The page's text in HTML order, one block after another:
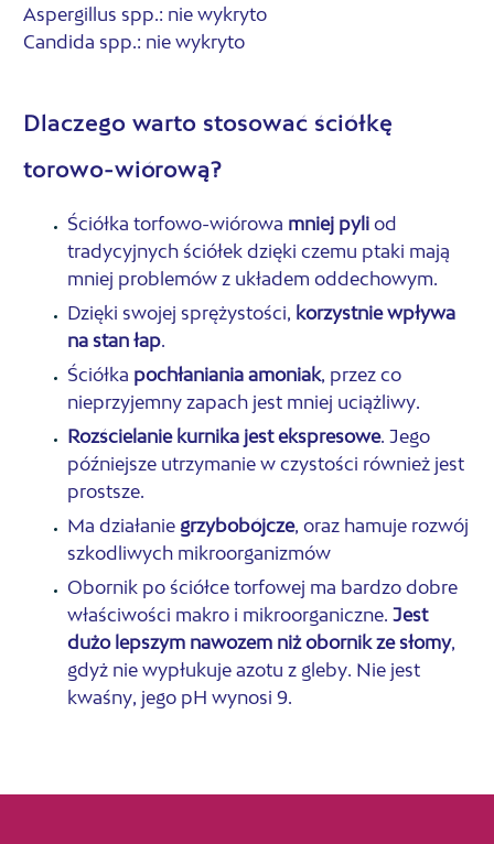
Aspergillus spp.: nie wykryto
Candida spp.: nie wykryto
Dlaczego warto stosować ściółkę
torowo-wiórową?
Ściółka torfowo-wiórowa mniej pyli od
tradycyjnych ściółek dzięki czemu ptaki mają
mniej problemów z układem oddechowym.
Dzięki swojej sprężystości, korzystnie wpływa
na stan łap.
Ściółka pochłaniania amoniak, przez co
nieprzyjemny zapach jest mniej uciążliwy.
Rozścielanie kurnika jest ekspresowe. Jego
późniejsze utrzymanie w czystości również jest
prostsze.
Ma działanie grzybobójcze, oraz hamuje rozwój
szkodliwych mikroorganizmów
Obornik po ściółce torfowej ma bardzo dobre
właściwości makro i mikroorganiczne. Jest
dużo lepszym nawozem niż obornik ze słomy,
gdyż nie wypłukuje azotu z gleby. Nie jest
kwaśny, jego pH wynosi 9.